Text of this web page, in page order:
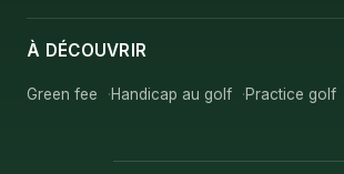
À DÉCOUVRIR
Green fee Handicap au golf Practice golf